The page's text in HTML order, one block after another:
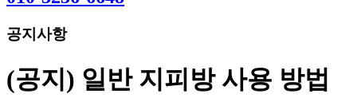
공지사항
(공지) 일반 지피방 사용 방법